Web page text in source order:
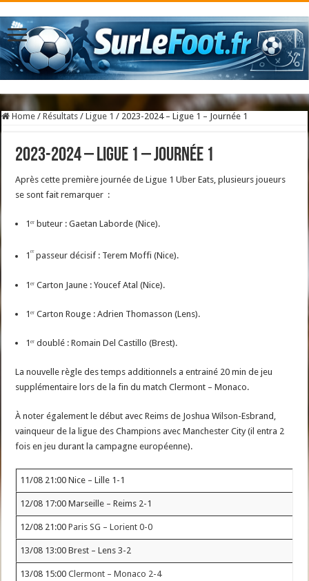
Home / Résultats / Ligue 1 / 2023-2024 – Ligue 1 – Journée 1
2023-2024 – Ligue 1 – Journée 1
Après cette première journée de Ligue 1 Uber Eats, plusieurs joueurs
se sont fait remarquer :
1ᵉʳ buteur : Gaetan Laborde (Nice).
1ᵉʳ passeur décisif : Terem Moffi (Nice).
1ᵉʳ Carton Jaune : Youcef Atal (Nice).
1ᵉʳ Carton Rouge : Adrien Thomasson (Lens).
1ᵉʳ doublé : Romain Del Castillo (Brest).
La nouvelle règle des temps additionnels a entrainé 20 min de jeu
supplémentaire lors de la fin du match Clermont – Monaco.
À noter également le début avec Reims de Joshua Wilson-Esbrand,
vainqueur de la ligue des Champions avec Manchester City (il entra 2
fois en jeu durant la campagne européenne).
11/08 21:00 Nice – Lille 1-1
12/08 17:00 Marseille – Reims 2-1
12/08 21:00Paris SG – Lorient 0-0
13/08 13:00 Brest – Lens 3-2
13/08 15:00Clermont – Monaco 2-4